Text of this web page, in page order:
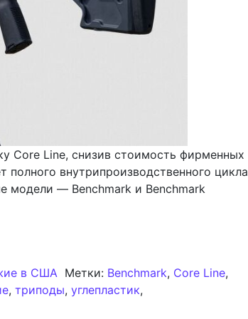
Core Line, снизив стоимость фирменных
внутрипроизводственного цикла
модели — Benchmark и Benchmark
в США Метки: Benchmark, Core Line,
, триподы, углепластик,